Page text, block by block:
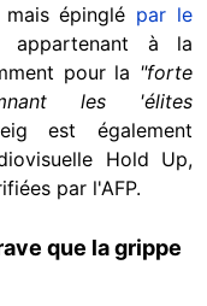
épinglé par le
appartenant à la
pour la "forte
les 'élites
est également
Hold Up,
par l'AFP.
que la grippe